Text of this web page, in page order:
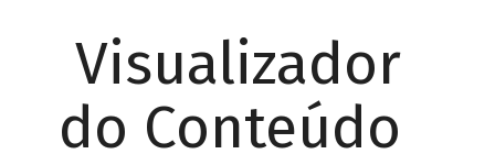
Visualizador
do Conteúdo